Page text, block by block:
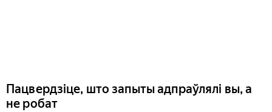
Пацвердзіце, што запыты адпраўлялі вы, а
не робат